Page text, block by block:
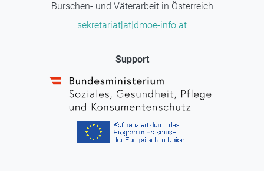
Burschen- und Väterarbeit in Österreich
sekretariat[at]dmoe-info.at
Support